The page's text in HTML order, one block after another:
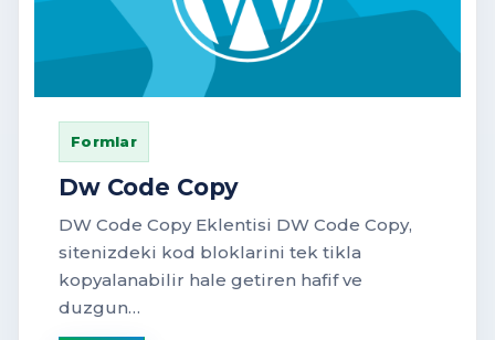
Formlar
Dw Code Copy
DW Code Copy Eklentisi DW Code Copy,
sitenizdeki kod bloklarini tek tikla
kopyalanabilir hale getiren hafif ve
duzgun…